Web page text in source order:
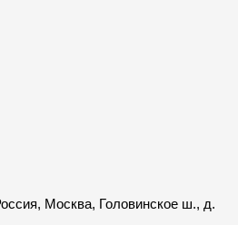
Москва, Головинское ш., д.